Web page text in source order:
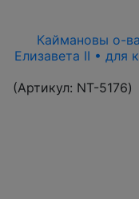
Каймановы о-
Елизавета II • для
(Артикул: NT-5176)